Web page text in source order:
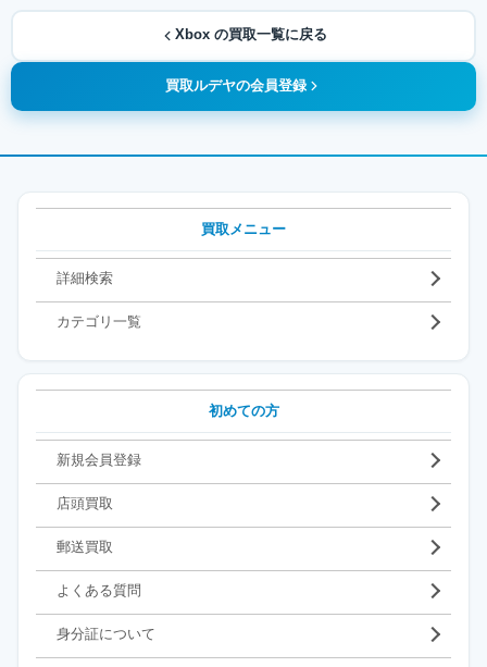
Xbox の買取一覧に戻る
買取ルデヤの会員登録
買取メニュー
詳細検索
カテゴリ一覧
初めての方
新規会員登録
店頭買取
郵送買取
よくある質問
身分証について